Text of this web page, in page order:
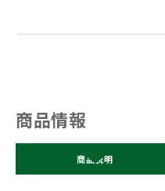
商品情報
商品説明